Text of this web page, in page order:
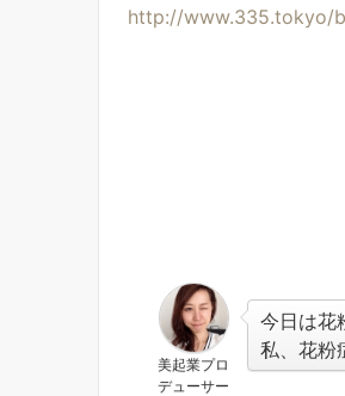
http://www.335.tokyo/
美起業プロ
デューサー
今日は花
私、花粉